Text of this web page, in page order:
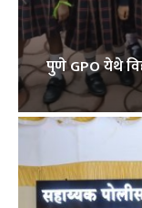
पुणे GPO येथे